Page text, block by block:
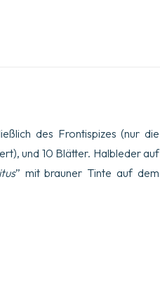
des Frontispizes (nur die
und 10 Blätter. Halbleder auf
” mit brauner Tinte auf dem